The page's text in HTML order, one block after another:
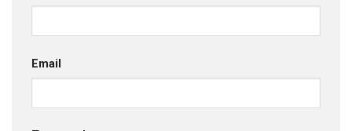
Email